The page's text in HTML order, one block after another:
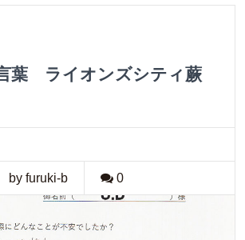
葉 ライオンズシティ蕨
by furuki-b 0